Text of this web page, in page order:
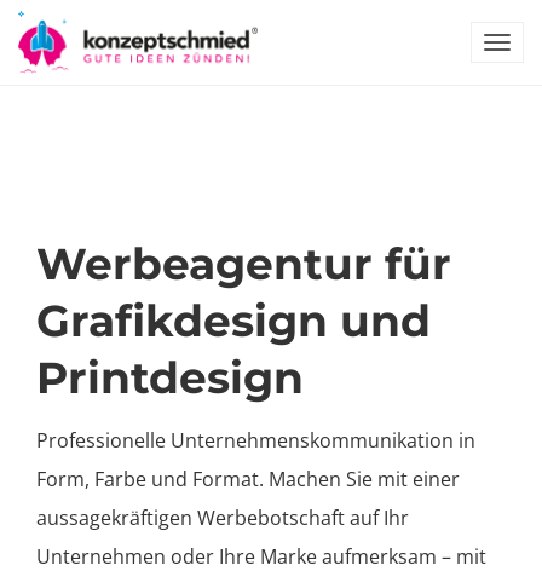
Werbeagentur für
Grafikdesign und
Printdesign
Professionelle Unternehmens­kommunikation in
Form, Farbe und Format. Machen Sie mit einer
aussagekräftigen Werbebotschaft auf Ihr
Unternehmen oder Ihre Marke aufmerksam – mit